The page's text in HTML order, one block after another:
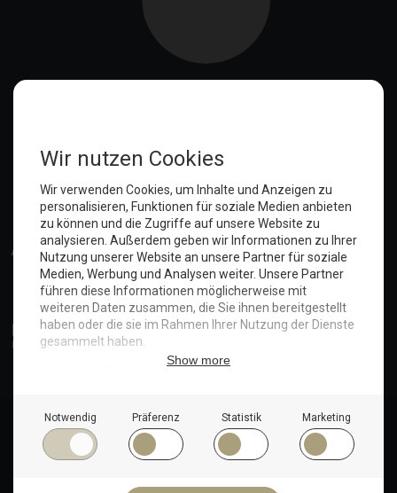
Anmelden
© Copyright 2025. Hotel Seeblick | Maritim Shop